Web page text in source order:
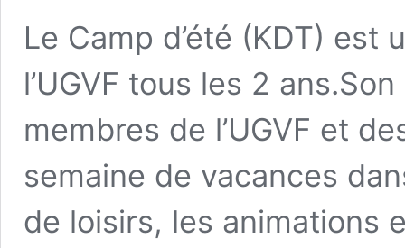
Le Camp d’été (KDT)
l’UGVF tous les 2
membres de l’UGVF et
semaine de vacances
de loisirs, les animations